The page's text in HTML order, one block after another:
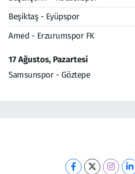
Beşiktaş - Eyüpspor
Amed - Erzurumspor FK
17 Ağustos, Pazartesi
Samsunspor - Göztepe